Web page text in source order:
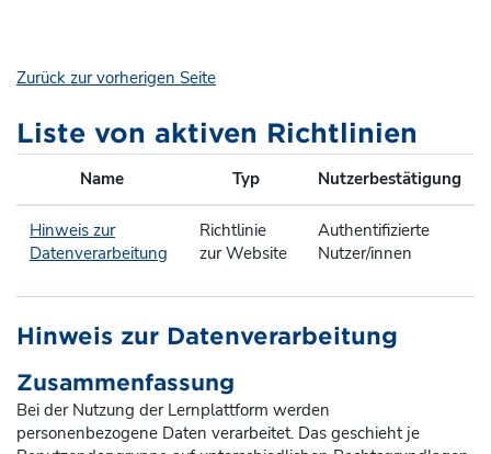
Zurück zur vorherigen Seite
Liste von aktiven Richtlinien
Name Typ Nutzerbestätigung
Hinweis zur
Datenverarbeitung
Richtlinie
zur Website
Authentifizierte
Nutzer/innen
Hinweis zur Datenverarbeitung
Zusammenfassung
Bei der Nutzung der Lernplattform werden
personenbezogene Daten verarbeitet. Das geschieht je